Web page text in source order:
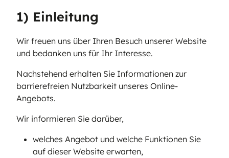
1) Einleitung
Wir freuen uns über Ihren Besuch unserer Website
und bedanken uns für Ihr Interesse.
Nachstehend erhalten Sie Informationen zur
barrierefreien Nutzbarkeit unseres Online-
Angebots.
Wir informieren Sie darüber,
welches Angebot und welche Funktionen Sie
auf dieser Website erwarten,